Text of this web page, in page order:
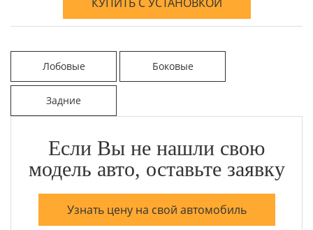
Лобовые Боковые
Задние
Если Вы не нашли свою
модель авто, оставьте заявку
Узнать цену на свой автомобиль